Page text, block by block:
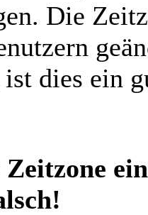
Die
dies ein